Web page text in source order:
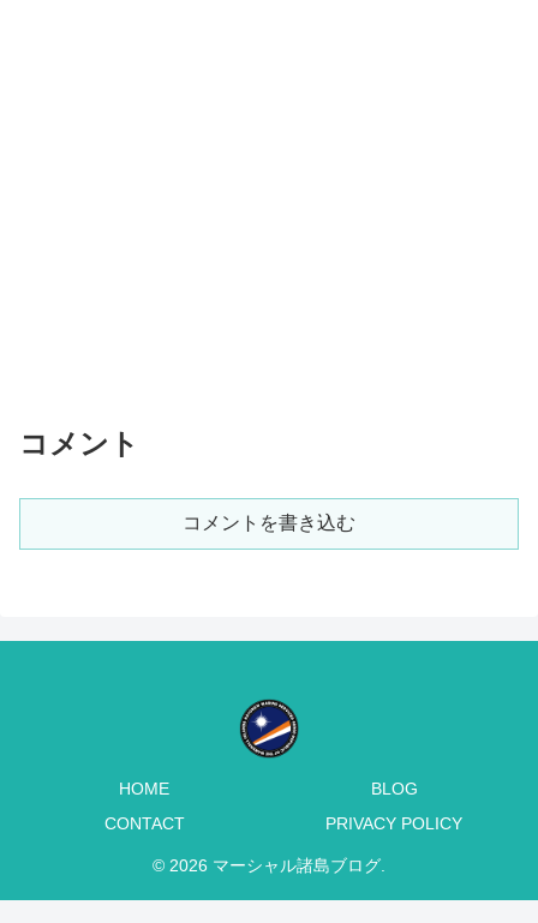
コメント
コメントを書き込む
HOME
BLOG
CONTACT
PRIVACY POLICY
© 2026 マーシャル諸島ブログ.